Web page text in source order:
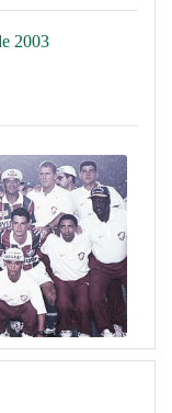
2003